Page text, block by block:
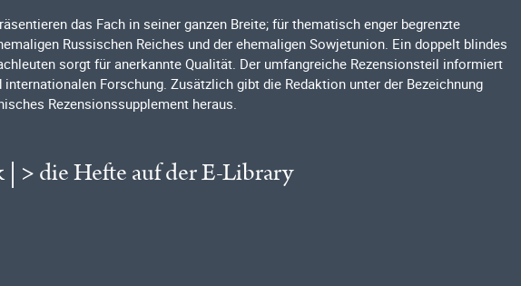
das Fach in seiner ganzen Breite; für thematisch enger begrenzte
Russischen Reiches und der ehemaligen Sowjetunion. Ein doppelt blindes
sorgt für anerkannte Qualität. Der umfangreiche Rezensionsteil informiert
Forschung. Zusätzlich gibt die Redaktion unter der Bezeichnung
Rezensionssupplement heraus.
| > die Hefte auf der E-Library